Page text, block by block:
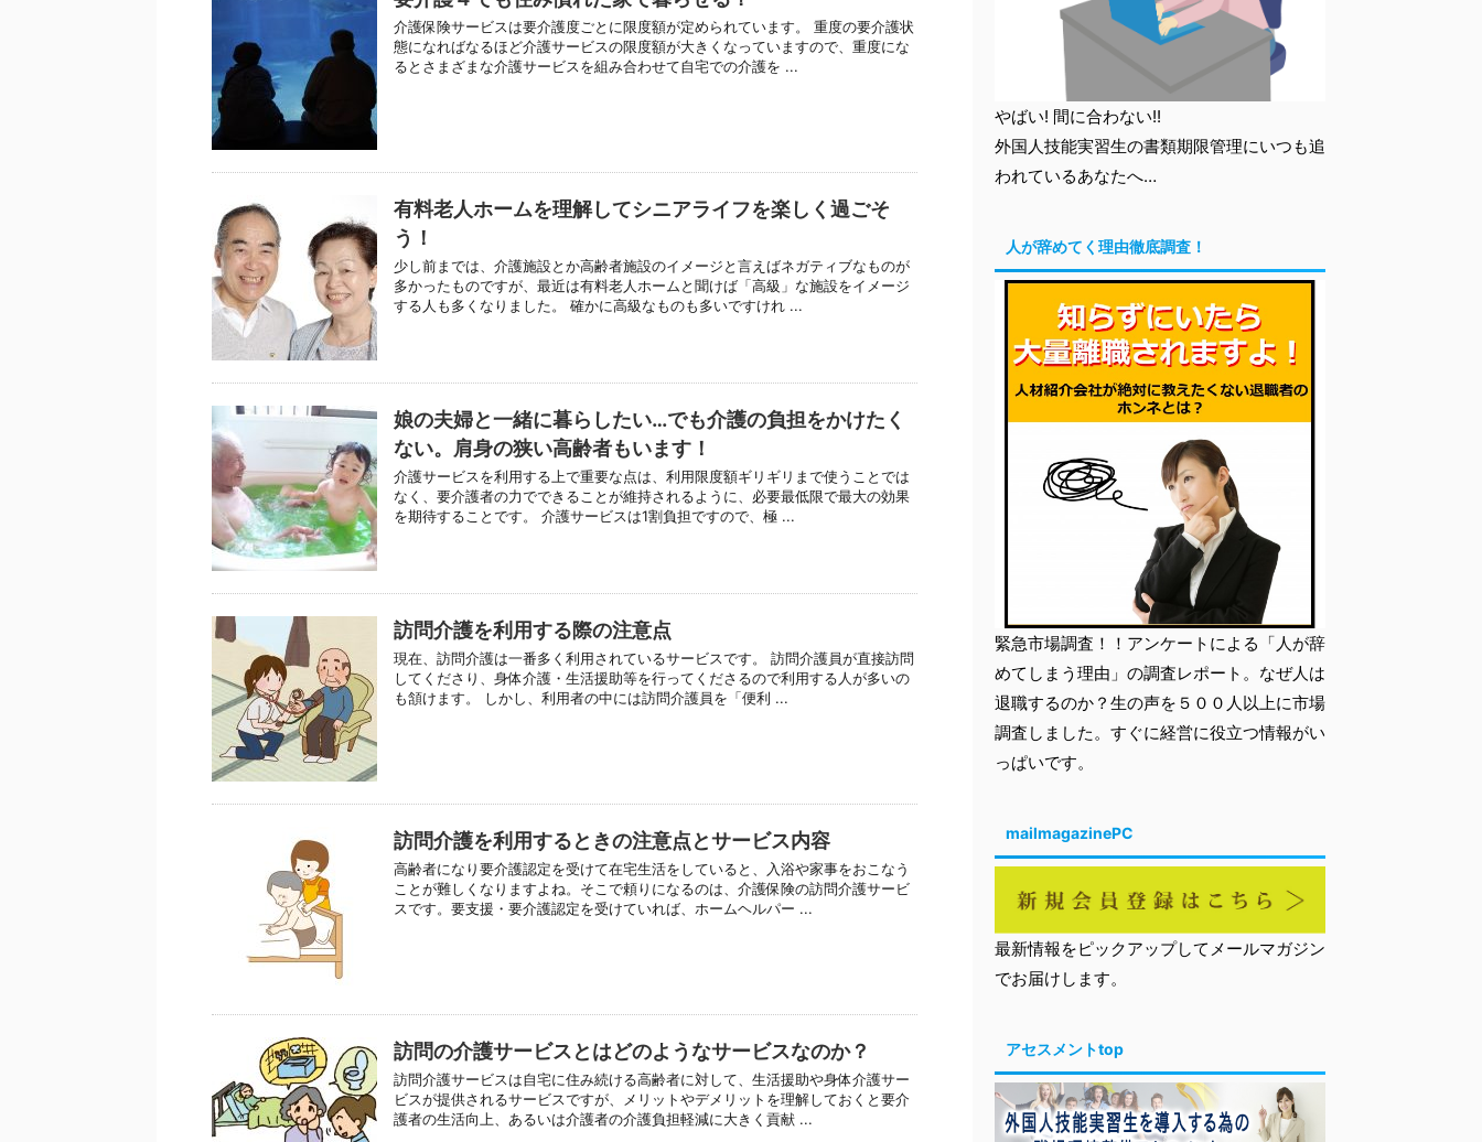
介護保険サービスは要介護度ごとに限度額が定められています。 重度の要介護状
態になればなるほど介護サービスの限度額が大きくなっていますので、重度にな
るとさまざまな介護サービスを組み合わせて自宅での介護を ...
有料老人ホームを理解してシニアライフを楽しく過ごそ
う！
少し前までは、介護施設とか高齢者施設のイメージと言えばネガティブなものが
多かったものですが、最近は有料老人ホームと聞けば「高級」な施設をイメージ
する人も多くなりました。 確かに高級なものも多いですけれ ...
娘の夫婦と一緒に暮らしたい…でも介護の負担をかけたく
ない。肩身の狭い高齢者もいます！
介護サービスを利用する上で重要な点は、利用限度額ギリギリまで使うことでは
なく、要介護者の力でできることが維持されるように、必要最低限で最大の効果
を期待することです。 介護サービスは1割負担ですので、極 ...
訪問介護を利用する際の注意点
現在、訪問介護は一番多く利用されているサービスです。 訪問介護員が直接訪問
してくださり、身体介護・生活援助等を行ってくださるので利用する人が多いの
も頷けます。 しかし、利用者の中には訪問介護員を「便利 ...
訪問介護を利用するときの注意点とサービス内容
高齢者になり要介護認定を受けて在宅生活をしていると、入浴や家事をおこなう
ことが難しくなりますよね。そこで頼りになるのは、介護保険の訪問介護サービ
スです。要支援・要介護認定を受けていれば、ホームヘルパー ...
訪問の介護サービスとはどのようなサービスなのか？
訪問介護サービスは自宅に住み続ける高齢者に対して、生活援助や身体介護サー
ビスが提供されるサービスですが、メリットやデメリットを理解しておくと要介
護者の生活向上、あるいは介護者の介護負担軽減に大きく貢献 ...
やばい! 間に合わない!!
外国人技能実習生の書類期限管理にいつも追
われているあなたへ…
人が辞めてく理由徹底調査！
緊急市場調査！！アンケートによる「人が辞
めてしまう理由」の調査レポート。なぜ人は
退職するのか？生の声を５００人以上に市場
調査しました。すぐに経営に役立つ情報がい
っぱいです。
mailmagazinePC
最新情報をピックアップしてメールマガジン
でお届けします。
アセスメントtop